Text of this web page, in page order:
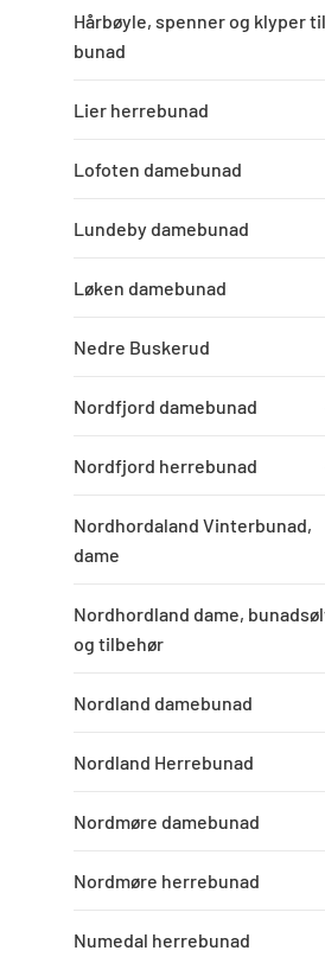
Hårbøyle, spenner og klyper til
bunad
Lier herrebunad
Lofoten damebunad
Lundeby damebunad
Løken damebunad
Nedre Buskerud
Nordfjord damebunad
Nordfjord herrebunad
Nordhordaland Vinterbunad,
dame
Nordhordland dame,
og tilbehør
Nordland damebunad
Nordland Herrebunad
Nordmøre damebunad
Nordmøre herrebunad
Numedal herrebunad